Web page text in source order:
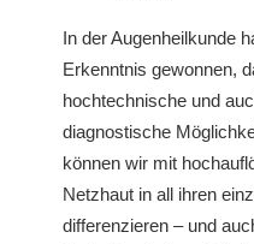
In der Augenheilkunde
Erkenntnis gewonnen,
hochtechnische und
diagnostische
können wir mit
Netzhaut in all ihren
differenzieren – und